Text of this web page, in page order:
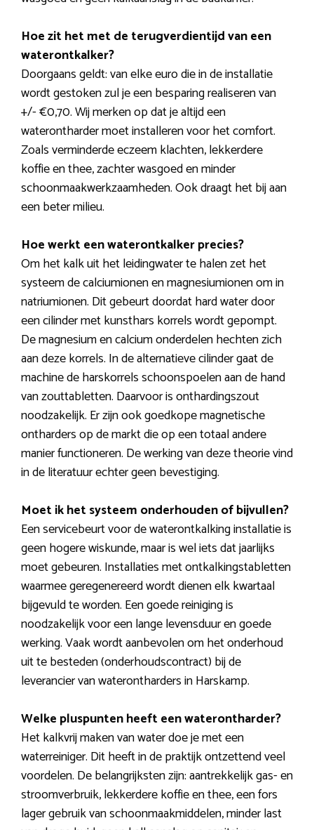
Hoe zit het met de terugverdientijd van een
waterontkalker?
Doorgaans geldt: van elke euro die in de installatie
wordt gestoken zul je een besparing realiseren van
+/- €0,70. Wij merken op dat je altijd een
waterontharder moet installeren voor het comfort.
Zoals verminderde eczeem klachten, lekkerdere
koffie en thee, zachter wasgoed en minder
schoonmaakwerkzaamheden. Ook draagt het bij aan
een beter milieu.
Hoe werkt een waterontkalker precies?
Om het kalk uit het leidingwater te halen zet het
systeem de calciumionen en magnesiumionen om in
natriumionen. Dit gebeurt doordat hard water door
een cilinder met kunsthars korrels wordt gepompt.
De magnesium en calcium onderdelen hechten zich
aan deze korrels. In de alternatieve cilinder gaat de
machine de harskorrels schoonspoelen aan de hand
van zouttabletten. Daarvoor is onthardingszout
noodzakelijk. Er zijn ook goedkope magnetische
ontharders op de markt die op een totaal andere
manier functioneren. De werking van deze theorie vind
in de literatuur echter geen bevestiging.
Moet ik het systeem onderhouden of bijvullen?
Een servicebeurt voor de waterontkalking installatie is
geen hogere wiskunde, maar is wel iets dat jaarlijks
moet gebeuren. Installaties met ontkalkingstabletten
waarmee geregenereerd wordt dienen elk kwartaal
bijgevuld te worden. Een goede reiniging is
noodzakelijk voor een lange levensduur en goede
werking. Vaak wordt aanbevolen om het onderhoud
uit te besteden (onderhoudscontract) bij de
leverancier van waterontharders in Harskamp.
Welke pluspunten heeft een waterontharder?
Het kalkvrij maken van water doe je met een
waterreiniger. Dit heeft in de praktijk ontzettend veel
voordelen. De belangrijksten zijn: aantrekkelijk gas- en
stroomverbruik, lekkerdere koffie en thee, een fors
lager gebruik van schoonmaakmiddelen, minder last